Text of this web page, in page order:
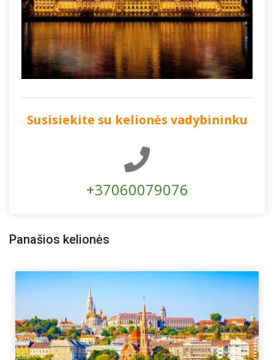
Susisiekite su kelionės vadybininku
+37060079076
Panašios kelionės